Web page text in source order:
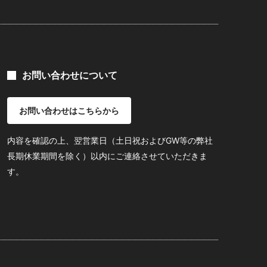
お問い合わせについて
お問い合わせはこちらから
内容を確認の上、翌営業日（土日祝およびGW等の弊社
長期休業期間を除く）以内にご連絡させていただきま
す。